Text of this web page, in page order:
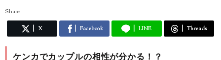
Share
X Facebook LINE Threads
ケンカでカップルの相性が分かる！？